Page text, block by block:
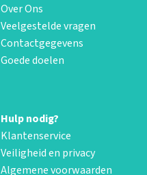
Over Ons
Veelgestelde vragen
Contactgegevens
Goede doelen
Hulp nodig?
Klantenservice
Veiligheid en privacy
Algemene voorwaarden